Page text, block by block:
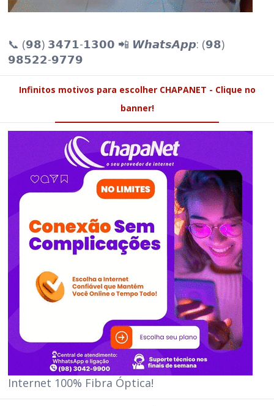
📞 (𝟵𝟴) 𝟯𝟰𝟳𝟭-𝟭𝟯𝟬𝟬 📲 𝙒𝙝𝙖𝙩𝙨𝘼𝙥𝙥: (𝟵𝟴)
𝟵𝟴𝟱𝟮𝟮-𝟵𝟳𝟳𝟵
Infinitos motivos para escolher CHAPANET - Clique no
banner!
Internet 100% Fibra Óptica!